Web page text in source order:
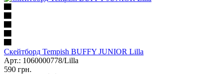
Скейтборд Tempish BUFFY JUNIOR Lilla
Арт.: 1060000778/Lilla
590 грн.